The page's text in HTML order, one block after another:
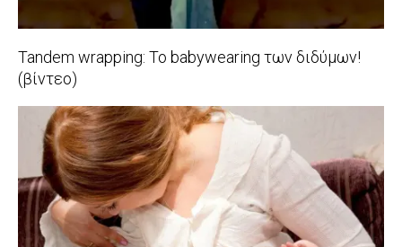
Tandem wrapping: Το babywearing των διδύμων!
(βίντεο)
2019-